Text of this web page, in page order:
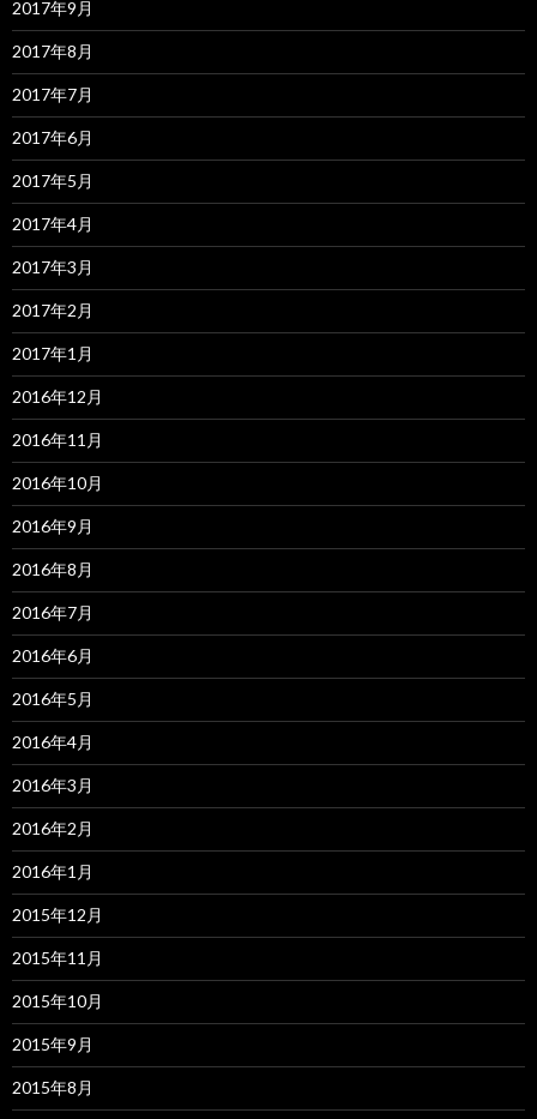
2017年9月
2017年8月
2017年7月
2017年6月
2017年5月
2017年4月
2017年3月
2017年2月
2017年1月
2016年12月
2016年11月
2016年10月
2016年9月
2016年8月
2016年7月
2016年6月
2016年5月
2016年4月
2016年3月
2016年2月
2016年1月
2015年12月
2015年11月
2015年10月
2015年9月
2015年8月